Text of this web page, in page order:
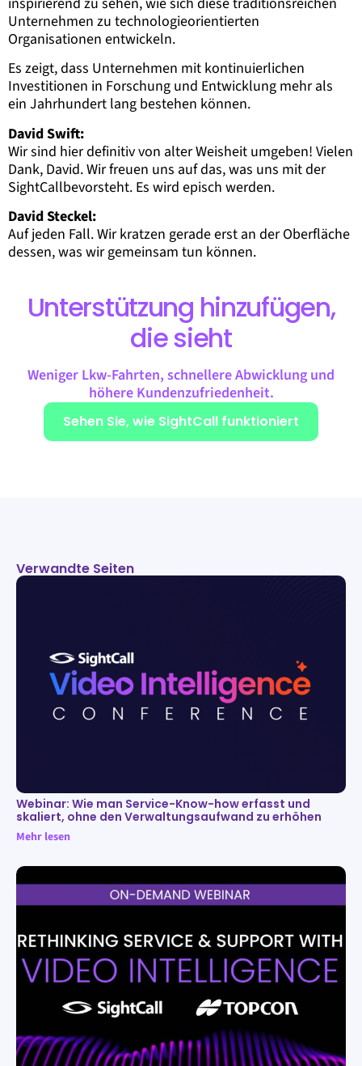
Unternehmen zu technologieorientierten
Organisationen entwickeln.
Es zeigt, dass Unternehmen mit kontinuierlichen
Investitionen in Forschung und Entwicklung mehr als
ein Jahrhundert lang bestehen können.
David Swift:
Wir sind hier definitiv von alter Weisheit umgeben! Vielen
Dank, David. Wir freuen uns auf das, was uns mit der
SightCallbevorsteht. Es wird episch werden.
David Steckel:
Auf jeden Fall. Wir kratzen gerade erst an der Oberfläche
dessen, was wir gemeinsam tun können.
Unterstützung hinzufügen,
die sieht
Weniger Lkw-Fahrten, schnellere Abwicklung und
höhere Kundenzufriedenheit.
Sehen Sie, wie SightCall funktioniert
Verwandte Seiten
Webinar: Wie man Service-Know-how erfasst und
skaliert, ohne den Verwaltungsaufwand zu erhöhen
Mehr lesen